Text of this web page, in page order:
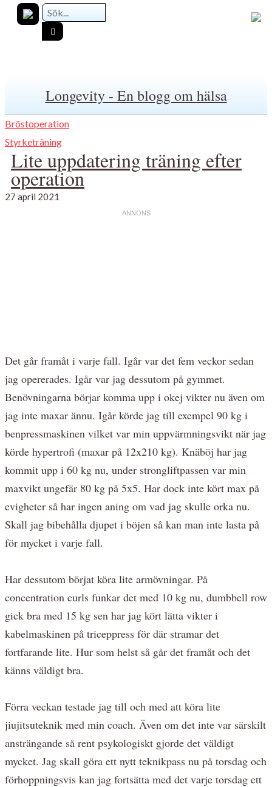
Longevity - En blogg om hälsa
Bröstoperation
Styrketräning
Lite uppdatering träning efter
operation
27 april 2021
Det går framåt i varje fall. Igår var det fem veckor sedan
jag opererades. Igår var jag dessutom på gymmet.
Benövningarna börjar komma upp i okej vikter nu även om
jag inte maxar ännu. Igår körde jag till exempel 90 kg i
benpressmaskinen vilket var min uppvärmningsvikt när jag
körde hypertrofi (maxar på 12x210 kg). Knäböj har jag
kommit upp i 60 kg nu, under strongliftpassen var min
maxvikt ungefär 80 kg på 5x5. Har dock inte kört max på
evigheter så har ingen aning om vad jag skulle orka nu.
Skall jag bibehålla djupet i böjen så kan man inte lasta på
för mycket i varje fall.
Har dessutom börjat köra lite armövningar. På
concentration curls funkar det med 10 kg nu, dumbbell row
gick bra med 15 kg sen har jag kört lätta vikter i
kabelmaskinen på triceppress för där stramar det
fortfarande lite. Hur som helst så går det framåt och det
känns väldigt bra.
Förra veckan testade jag till och med att köra lite
jiujitsuteknik med min coach. Även om det inte var särskilt
ansträngande så rent psykologiskt gjorde det väldigt
mycket. Jag skall göra ett nytt teknikpass nu på torsdag och
förhoppningsvis kan jag fortsätta med det varje torsdag ett